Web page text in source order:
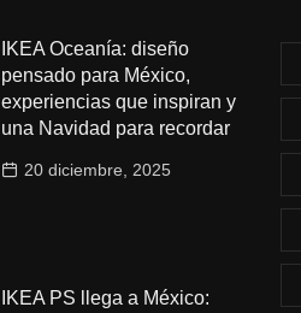
IKEA Oceanía: diseño
pensado para México,
experiencias que inspiran y
una Navidad para recordar
20 diciembre, 2025
IKEA PS llega a México: